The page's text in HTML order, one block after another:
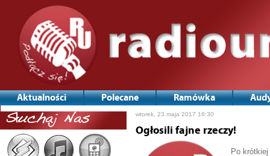
Aktualności Polecane Ramówka
Słuchaj Nas wtorek, 23 maja 2017 16:30
Ogłosili fajne rzeczy!
Po